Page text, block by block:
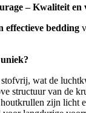
– Kwaliteit
effectieve bedding
wat de
structuur van de
zijn licht